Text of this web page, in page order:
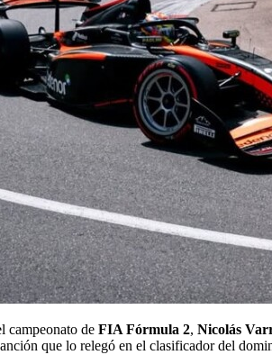
campeonato de FIA Fórmula 2, Nicolás
que lo relegó en el clasificador del